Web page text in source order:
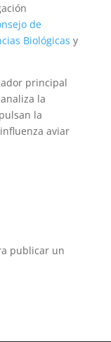
de
Biológicas y
principal
la
la
aviar
publicar un